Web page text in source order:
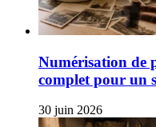
Numérisation de
complet pour un
30 juin 2026